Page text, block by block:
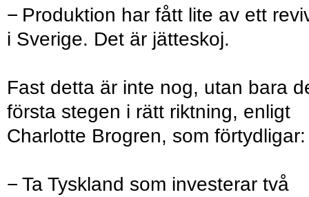
− Produktion har fått lite av ett
i Sverige. Det är jätteskoj.
Fast detta är inte nog, utan bara
första stegen i rätt riktning, enligt
Charlotte Brogren, som förtydligar:
− Ta Tyskland som investerar två